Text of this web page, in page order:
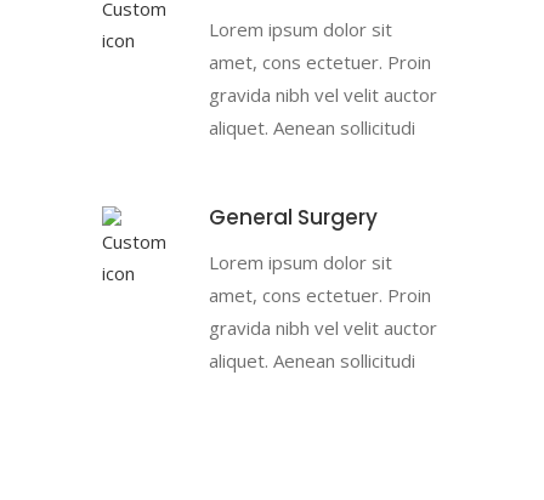
Lorem ipsum dolor sit
amet, cons ectetuer. Proin
gravida nibh vel velit auctor
aliquet. Aenean sollicitudi
General Surgery
Lorem ipsum dolor sit
amet, cons ectetuer. Proin
gravida nibh vel velit auctor
aliquet. Aenean sollicitudi